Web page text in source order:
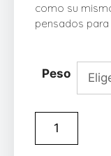
como su
pensados
Peso